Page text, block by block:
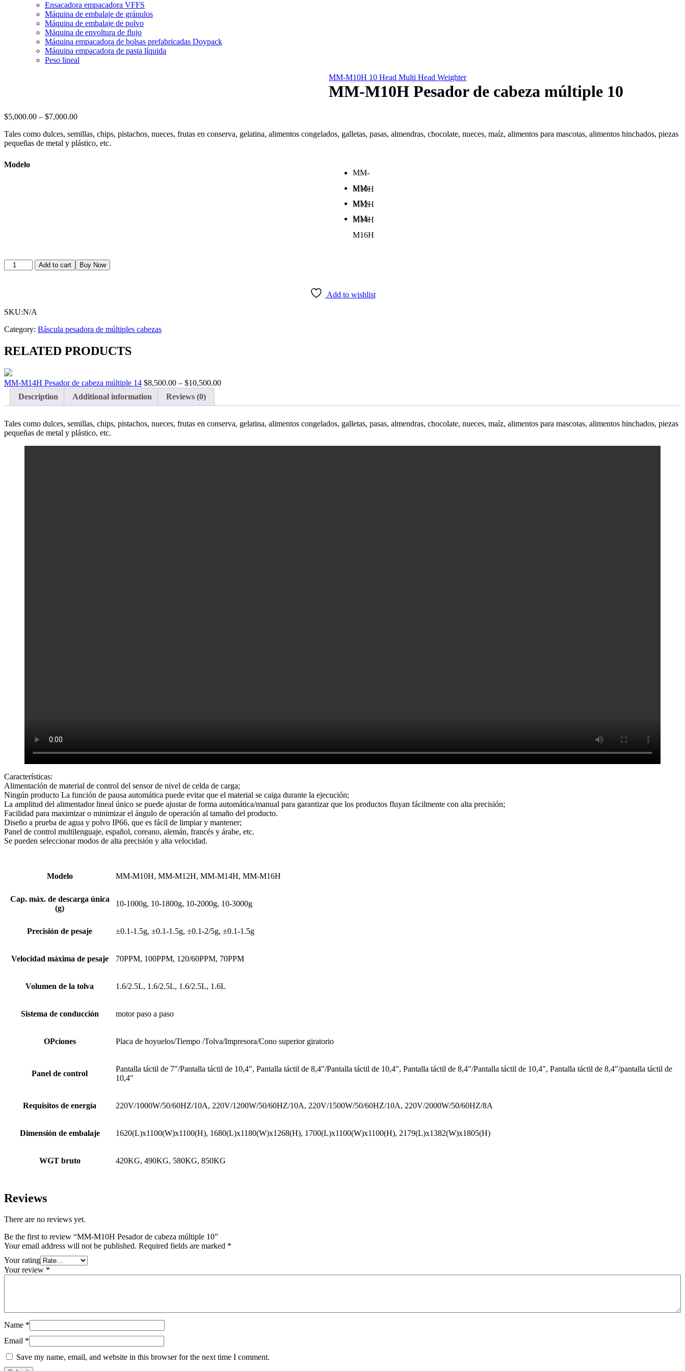
Ensacadora empacadora VFFS
Máquina de embalaje de gránulos
Máquina de embalaje de polvo
Máquina de envoltura de flujo
Máquina empacadora de bolsas prefabricadas Doypack
Máquina empacadora de pasta líquida
Peso lineal
MM-M10H 10 Head Multi Head Weighter
MM-M10H Pesador de cabeza múltiple 10
$5,000.00 – $7,000.00Price
$5,000.00
through
Tales como dulces, semillas, chips, pistachos, nueces, frutas en conserva, gelatina, alimentos congelados, galletas, pasas, almendras, chocolate, nueces, maíz, alimentos para mascotas, alimentos hinchados, piezas
pequeñas de metal y plástico, etc.
Modelo
MM-
M10H
MM-
M12H
MM-
M14H
MM-
M16H
MM-
M10H
múltiple
quantity
Add to cart Buy Now
Add to wishlist
SKU:N/A
Category: Báscula pesadora de múltiples cabezas
RELATED PRODUCTS
MM-M14H Pesador de cabeza múltiple 14 $8,500.00 – $10,500.00Price
$10,500.00
Description Additional information Reviews (0)
Tales como dulces, semillas, chips, pistachos, nueces, frutas en conserva, gelatina, alimentos congelados, galletas, pasas, almendras, chocolate, nueces, maíz, alimentos para mascotas, alimentos hinchados, piezas
pequeñas de metal y plástico, etc.
Características:
Alimentación de material de control del sensor de nivel de celda de carga;
Ningún producto La función de pausa automática puede evitar que el material se caiga durante la ejecución;
La amplitud del alimentador lineal único se puede ajustar de forma automática/manual para garantizar que los productos fluyan fácilmente con alta precisión;
Facilidad para maximizar o minimizar el ángulo de operación al tamaño del producto.
Diseño a prueba de agua y polvo IP66, que es fácil de limpiar y mantener;
Panel de control multilenguaje, español, coreano, alemán, francés y árabe, etc.
Se pueden seleccionar modos de alta precisión y alta velocidad.
Modelo MM-M10H, MM-M12H, MM-M14H, MM-M16H
Cap. máx. de descarga única
(g)
10-1000g, 10-1800g, 10-2000g, 10-3000g
Precisión de pesaje ±0.1-1.5g, ±0.1-1.5g, ±0.1-2/5g, ±0.1-1.5g
Velocidad máxima de pesaje 70PPM, 100PPM, 120/60PPM, 70PPM
Volumen de la tolva 1.6/2.5L, 1.6/2.5L, 1.6/2.5L, 1.6L
Sistema de conducción motor paso a paso
OPciones Placa de hoyuelos/Tiempo /Tolva/Impresora/Cono superior giratorio
Panel de control
Pantalla táctil de 7"/Pantalla táctil de 10,4", Pantalla táctil de 8,4"/Pantalla táctil de 10,4", Pantalla táctil de 8,4"/Pantalla táctil de 10,4", Pantalla táctil de 8,4"/pantalla táctil de
10,4"
Requisitos de energía 220V/1000W/50/60HZ/10A, 220V/1200W/50/60HZ/10A, 220V/1500W/50/60HZ/10A, 220V/2000W/50/60HZ/8A
Dimensión de embalaje 1620(L)x1100(W)x1100(H), 1680(L)x1180(W)x1268(H), 1700(L)x1100(W)x1100(H), 2179(L)x1382(W)x1805(H)
WGT bruto 420KG, 490KG, 580KG, 850KG
Reviews
There are no reviews yet.
Be the first to review “MM-M10H Pesador de cabeza múltiple 10”
Your email address will not be published. Required fields are marked *
Your rating
Your review *
Name *
Email *
Save my name, email, and website in this browser for the next time I comment.